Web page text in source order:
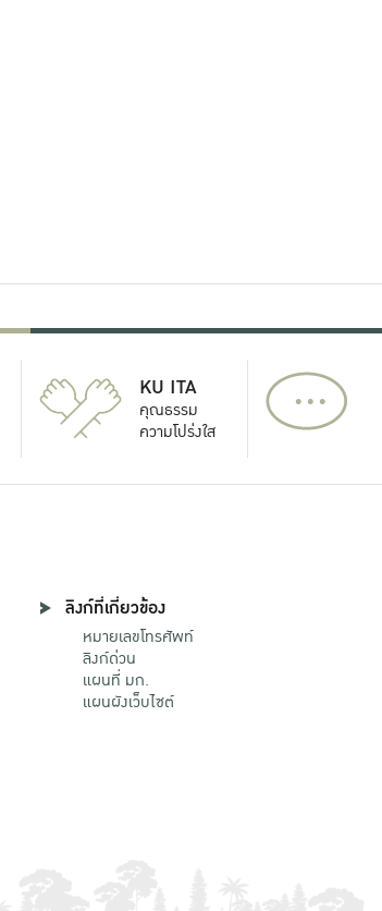
KU ITA
คุณธรรม
ความโปร่งใส
...
ลิงก์ที่เกี่ยวข้อง
หมายเลขโทรศัพท์
ลิงก์ด่วน
แผนที่ มก.
แผนผังเว็บไซต์